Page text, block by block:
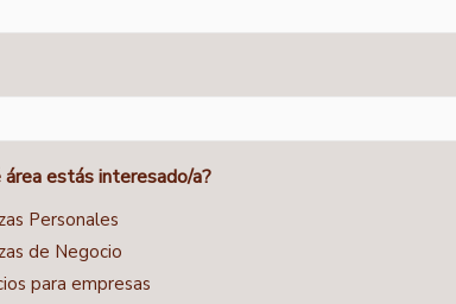
área estás interesado/a?
Personales
de Negocio
para empresas